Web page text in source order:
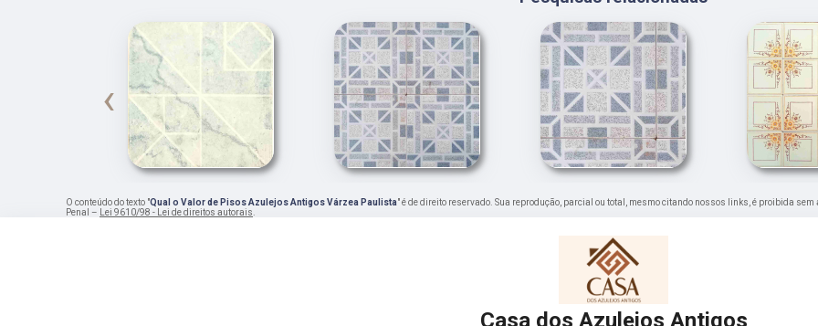
‹
O conteúdo do texto "Qual o Valor de Pisos Azulejos Antigos Várzea Paulista" é de direito reservado. Sua reprodução, parcial ou total, mesmo citando nossos links, é proibida
Penal –
Lei 9610/98 - Lei de direitos autorais
Casa dos Azulejos Antigos